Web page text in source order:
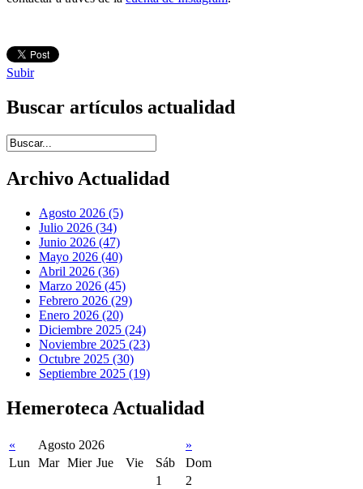
Subir
Buscar artículos actualidad
Introduce términos de búsqueda
Archivo Actualidad
Agosto 2026 (5)
Julio 2026 (34)
Junio 2026 (47)
Mayo 2026 (40)
Abril 2026 (36)
Marzo 2026 (45)
Febrero 2026 (29)
Enero 2026 (20)
Diciembre 2025 (24)
Noviembre 2025 (23)
Octubre 2025 (30)
Septiembre 2025 (19)
Hemeroteca Actualidad
« Agosto 2026
»
Lun
Mar Mier Jue Vie Sáb
Dom
1
2